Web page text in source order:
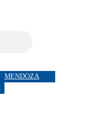
MENDOZA